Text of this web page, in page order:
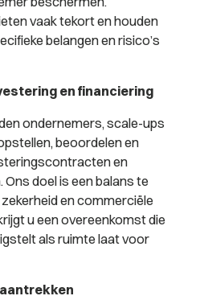
vaak tekort en houden
belangen en risico’s
en financiering
ondernemers, scale-ups
beoordelen en
en
doel is een balans te
en commerciële
u een overeenkomst die
als ruimte laat voor